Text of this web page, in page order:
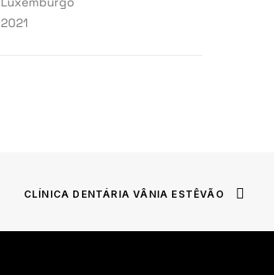
2021
CLÍNICA DENTÁRIA VÂNIA ESTÊVÃO